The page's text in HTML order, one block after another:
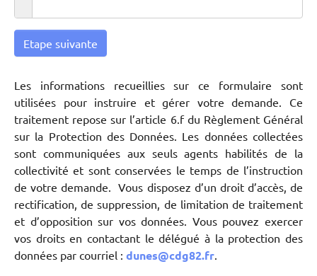
Etape suivante
Les informations recueillies sur ce formulaire sont
utilisées pour instruire et gérer votre demande. Ce
traitement repose sur l’article 6.f du Règlement Général
sur la Protection des Données. Les données collectées
sont communiquées aux seuls agents habilités de la
collectivité et sont conservées le temps de l’instruction
de votre demande. Vous disposez d’un droit d’accès, de
rectification, de suppression, de limitation de traitement
et d’opposition sur vos données. Vous pouvez exercer
vos droits en contactant le délégué à la protection des
données par courriel : dunes@cdg82.fr.